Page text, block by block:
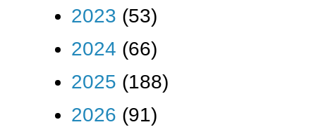
2023 (53)
2024 (66)
2025 (188)
2026 (91)